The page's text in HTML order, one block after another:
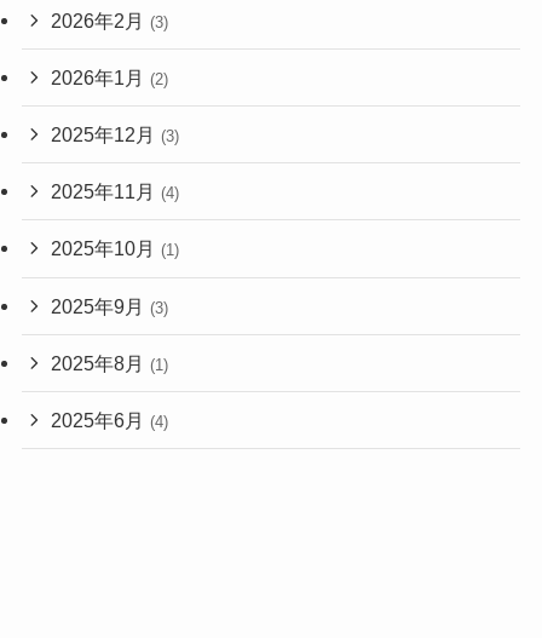
2026年2月 (3)
2026年1月 (2)
2025年12月 (3)
2025年11月 (4)
2025年10月 (1)
2025年9月 (3)
2025年8月 (1)
2025年6月 (4)